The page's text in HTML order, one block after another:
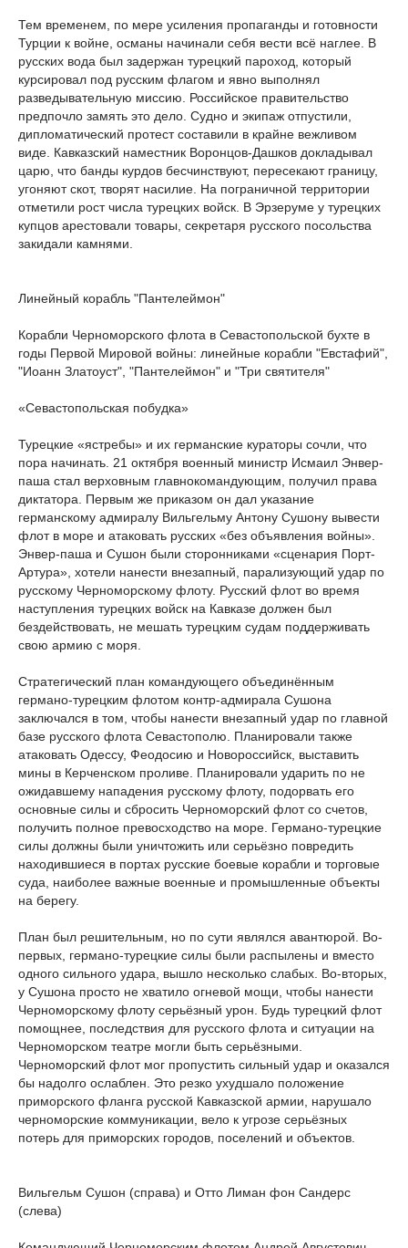
Тем временем, по мере усиления пропаганды и готовности
Турции к войне, османы начинали себя вести всё наглее. В
русских вода был задержан турецкий пароход, который
курсировал под русским флагом и явно выполнял
разведывательную миссию. Российское правительство
предпочло замять это дело. Судно и экипаж отпустили,
дипломатический протест составили в крайне вежливом
виде. Кавказский наместник Воронцов-Дашков докладывал
царю, что банды курдов бесчинствуют, пересекают границу,
угоняют скот, творят насилие. На пограничной территории
отметили рост числа турецких войск. В Эрзеруме у турецких
купцов арестовали товары, секретаря русского посольства
закидали камнями.
Линейный корабль "Пантелеймон"
Корабли Черноморского флота в Севастопольской бухте в
годы Первой Мировой войны: линейные корабли "Евстафий",
"Иоанн Златоуст", "Пантелеймон" и "Три святителя"
«Севастопольская побудка»
Турецкие «ястребы» и их германские кураторы сочли, что
пора начинать. 21 октября военный министр Исмаил Энвер-
паша стал верховным главнокомандующим, получил права
диктатора. Первым же приказом он дал указание
германскому адмиралу Вильгельму Антону Сушону вывести
флот в море и атаковать русских «без объявления войны».
Энвер-паша и Сушон были сторонниками «сценария Порт-
Артура», хотели нанести внезапный, парализующий удар по
русскому Черноморскому флоту. Русский флот во время
наступления турецких войск на Кавказе должен был
бездействовать, не мешать турецким судам поддерживать
свою армию с моря.
Стратегический план командующего объединённым
германо-турецким флотом контр-адмирала Сушона
заключался в том, чтобы нанести внезапный удар по главной
базе русского флота Севастополю. Планировали также
атаковать Одессу, Феодосию и Новороссийск, выставить
мины в Керченском проливе. Планировали ударить по не
ожидавшему нападения русскому флоту, подорвать его
основные силы и сбросить Черноморский флот со счетов,
получить полное превосходство на море. Германо-турецкие
силы должны были уничтожить или серьёзно повредить
находившиеся в портах русские боевые корабли и торговые
суда, наиболее важные военные и промышленные объекты
на берегу.
План был решительным, но по сути являлся авантюрой. Во-
первых, германо-турецкие силы были распылены и вместо
одного сильного удара, вышло несколько слабых. Во-вторых,
у Сушона просто не хватило огневой мощи, чтобы нанести
Черноморскому флоту серьёзный урон. Будь турецкий флот
помощнее, последствия для русского флота и ситуации на
Черноморском театре могли быть серьёзными.
Черноморский флот мог пропустить сильный удар и оказался
бы надолго ослаблен. Это резко ухудшало положение
приморского фланга русской Кавказской армии, нарушало
черноморские коммуникации, вело к угрозе серьёзных
потерь для приморских городов, поселений и объектов.
Вильгельм Сушон (справа) и Отто Лиман фон Сандерс
(слева)